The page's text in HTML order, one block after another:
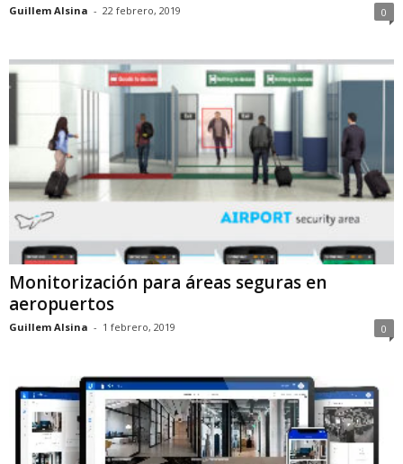
Guillem Alsina - 22 febrero, 2019 0
Monitorización para áreas seguras en
aeropuertos
Guillem Alsina - 1 febrero, 2019 0